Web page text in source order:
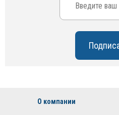
О компании